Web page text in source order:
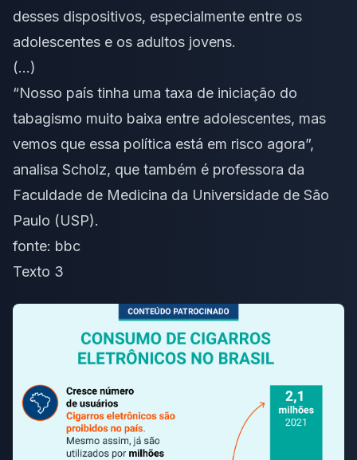
desses dispositivos, especialmente entre os
adolescentes e os adultos jovens.
(…)
“Nosso país tinha uma taxa de iniciação do
tabagismo muito baixa entre adolescentes, mas
vemos que essa política está em risco agora”,
analisa Scholz, que também é professora da
Faculdade de Medicina da Universidade de São
Paulo (USP).
fonte: bbc
Texto 3